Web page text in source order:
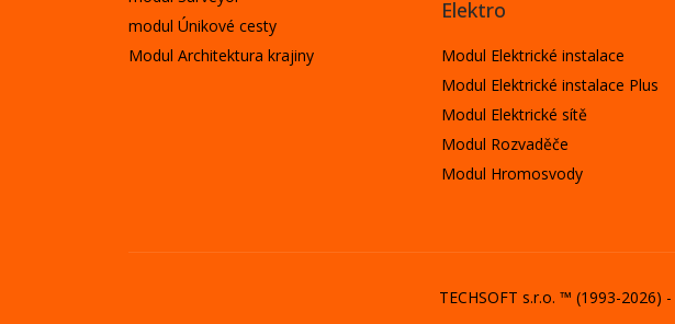
modul Únikové cesty
Modul Architektura krajiny
Elektro
Modul Elektrické instalace
Modul Elektrické instalace Plus
Modul Elektrické sítě
Modul Rozvaděče
Modul Hromosvody
TECHSOFT s.r.o. ™ (1993-2026) -